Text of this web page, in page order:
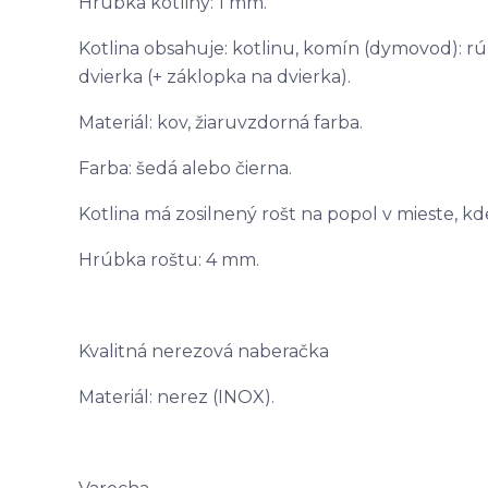
Kotlina obsahuje: kotlinu, komín (dymovod):
dvierka (+ záklopka na dvierka).
Materiál: kov, žiaruvzdorná farba.
Farba: šedá alebo čierna.
Kotlina má zosilnený rošt na popol v mieste,
Hrúbka roštu: 4 mm.
Kvalitná nerezová naberačka
Materiál: nerez (INOX).